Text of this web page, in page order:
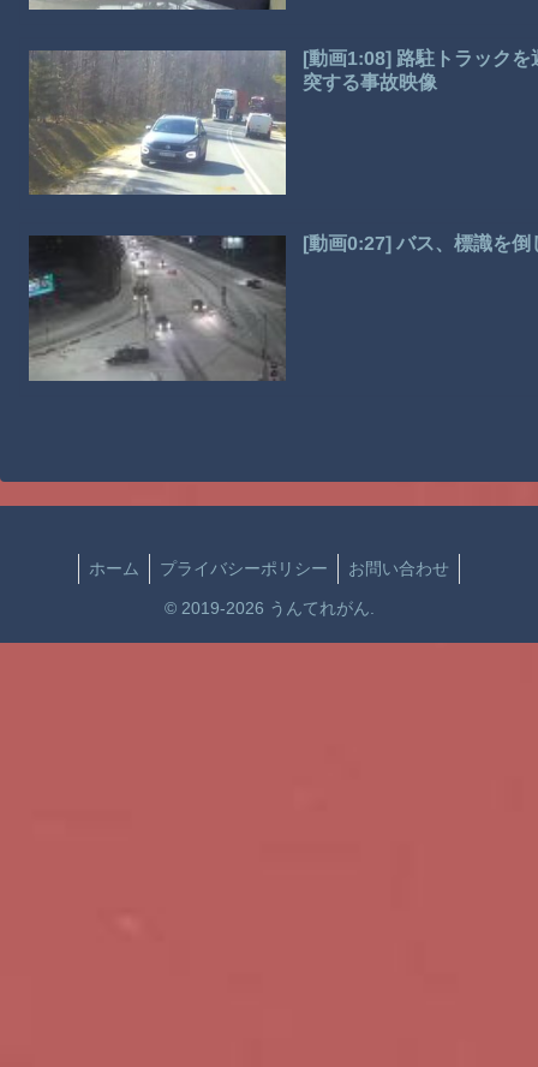
[動画1:08] 路駐トラック
突する事故映像
[動画0:27] バス、標識を
ホーム プライバシーポリシー お問い合わせ
© 2019-2026 うんてれがん.